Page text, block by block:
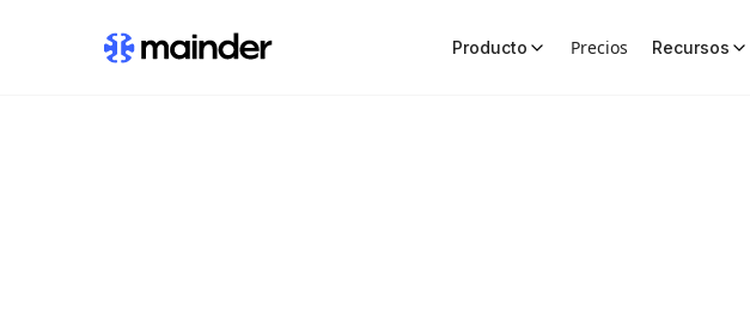
Producto Precios Recursos